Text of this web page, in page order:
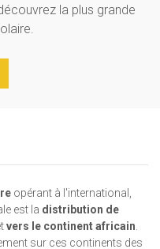
la plus grande
opérant à l'international,
est la distribution de
vers le continent africain
sur ces continents des